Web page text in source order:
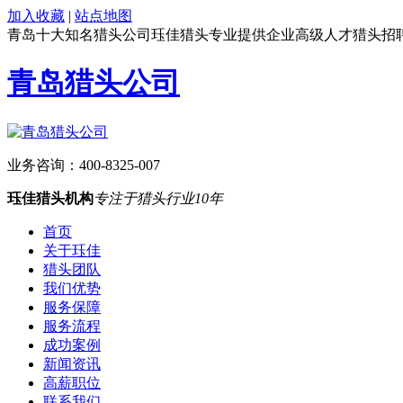
加入收藏 | 站点地图
青岛十大知名猎头公司珏佳猎头专业提供企业高级人才猎头招
青岛猎头公司
业务咨询： 400-8325-007
珏佳猎头机构专注于猎头行业10年
首页
关于珏佳
猎头团队
我们优势
服务保障
服务流程
成功案例
新闻资讯
高薪职位